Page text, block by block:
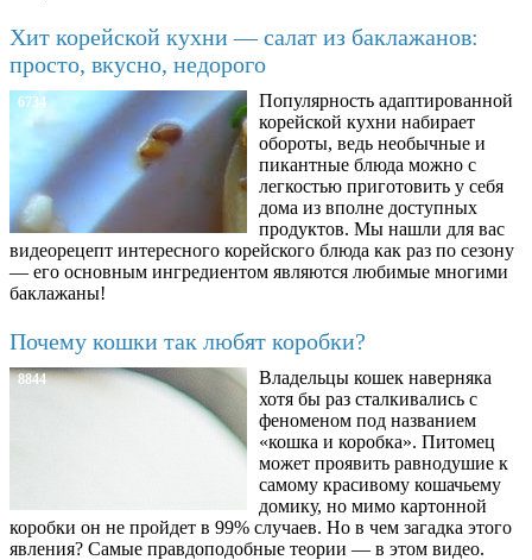
Хит корейской кухни — салат из баклажанов:
просто, вкусно, недорого
6734
Популярность адаптированной
корейской кухни набирает
обороты, ведь необычные и
пикантные блюда можно с
легкостью приготовить у себя
дома из вполне доступных
продуктов. Мы нашли для вас
видеорецепт интересного корейского блюда как раз по сезону
— его основным ингредиентом являются любимые многими
баклажаны!
Почему кошки так любят коробки?
8844
Владельцы кошек наверняка
хотя бы раз сталкивались с
феноменом под названием
«кошка и коробка». Питомец
может проявить равнодушие к
самому красивому кошачьему
домику, но мимо картонной
коробки он не пройдет в 99% случаев. Но в чем загадка этого
явления? Самые правдоподобные теории — в этом видео.